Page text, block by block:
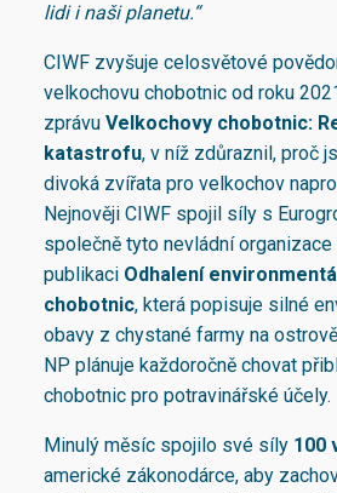
lidi i naši planetu.“
CIWF zvyšuje celosvětové
velkochovu chobotnic od roku
zprávu Velkochovy chobotnic:
katastrofu, v níž zdůraznil, proč
divoká zvířata pro velkochov
Nejnověji CIWF spojil síly s
společně tyto nevládní
publikaci Odhalení
chobotnic, která popisuje silné
obavy z chystané farmy na
NP plánuje každoročně chovat
chobotnic pro potravinářské účely.
Minulý měsíc spojilo své síly 100
americké zákonodárce, aby